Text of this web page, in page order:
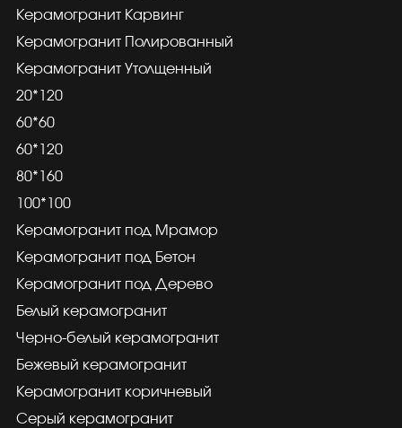
Керамогранит Карвинг
Керамогранит Полированный
Керамогранит Утолщенный
20*120
60*60
60*120
80*160
100*100
Керамогранит под Мрамор
Керамогранит под Бетон
Керамогранит под Дерево
Белый керамогранит
Черно-белый керамогранит
Бежевый керамогранит
Керамогранит коричневый
Серый керамогранит